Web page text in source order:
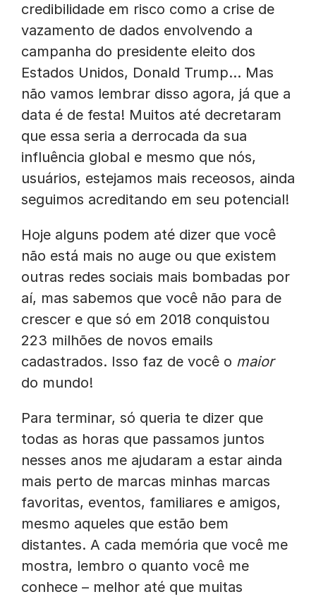
credibilidade em risco como a crise de
vazamento de dados envolvendo a
campanha do presidente eleito dos
Estados Unidos, Donald Trump… Mas
não vamos lembrar disso agora, já que a
data é de festa! Muitos até decretaram
que essa seria a derrocada da sua
influência global e mesmo que nós,
usuários, estejamos mais receosos, ainda
seguimos acreditando em seu potencial!
Hoje alguns podem até dizer que você
não está mais no auge ou que existem
outras redes sociais mais bombadas por
aí, mas sabemos que você não para de
crescer e que só em 2018 conquistou
223 milhões de novos emails
cadastrados. Isso faz de você o maior
do mundo!
Para terminar, só queria te dizer que
todas as horas que passamos juntos
nesses anos me ajudaram a estar ainda
mais perto de marcas minhas marcas
favoritas, eventos, familiares e amigos,
mesmo aqueles que estão bem
distantes. A cada memória que você me
mostra, lembro o quanto você me
conhece – melhor até que muitas